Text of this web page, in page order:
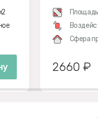
ПОЛЕВОК
Сфера
2660 ₽